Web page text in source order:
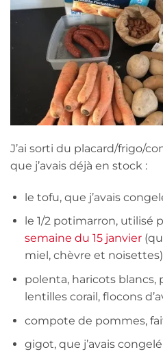
J’ai sorti du placard/frigo/
que j’avais déjà en stock :
le tofu, que j’avais
le 1/2 potimarron, utilisé
semaine du 15 janvier
miel, chèvre et noisettes)
polenta, haricots blancs,
lentilles corail, flocons
compote de pommes,
gigot, que j’avais congelé